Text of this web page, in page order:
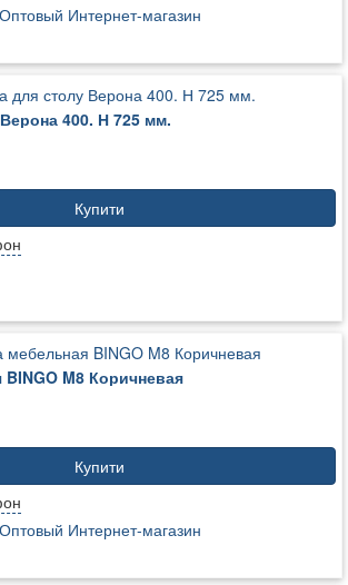
Интернет-магазин
400. Н 725 мм.
Купити
M8 Коричневая
Купити
Интернет-магазин